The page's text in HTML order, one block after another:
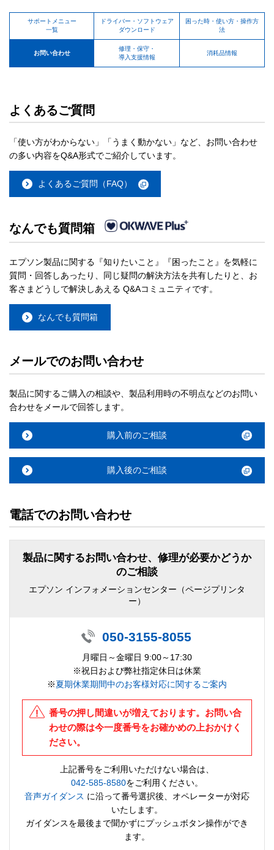
サポートメニュー
一覧
ドライバー・ソフトウェア
ダウンロード
困った時・使い方・操作方
法
お問い合わせ
修理・保守・
導入支援情報
消耗品情報
よくあるご質問
「使い方がわからない」「うまく動かない」など、お問い合わせ
の多い内容をQ&A形式でご紹介しています。
よくあるご質問（FAQ）
なんでも質問箱
エプソン製品に関する『知りたいこと』『困ったこと』を気軽に
質問・回答しあったり、同じ疑問の解決方法を共有したりと、お
客さまどうしで解決しあえる Q&Aコミュニティです。
なんでも質問箱
メールでのお問い合わせ
製品に関するご購入の相談や、製品利用時の不明点などのお問い
合わせをメールで回答します。
購入前のご相談
購入後のご相談
電話でのお問い合わせ
製品に関するお問い合わせ、修理が必要かどうか
のご相談
エプソン インフォメーションセンター（ページプリンタ
ー）
050-3155-8055
月曜日～金曜日 9:00～17:30
※祝日および弊社指定休日は休業
※夏期休業期間中のお客様対応に関するご案内
番号の押し間違いが増えております。お問い合
わせの際は今一度番号をお確かめの上おかけく
ださい。
上記番号をご利用いただけない場合は、
042-585-8580をご利用ください。
音声ガイダンス に沿って番号選択後、オペレーターが対応
いたします。
ガイダンスを最後まで聞かずにプッシュボタン操作ができ
ます。